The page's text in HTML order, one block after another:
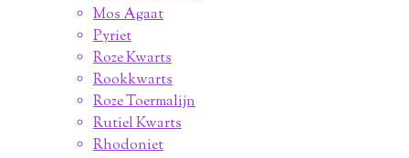
Mos Agaat
Pyriet
Roze Kwarts
Rookkwarts
Roze Toermalijn
Rutiel Kwarts
Rhodoniet